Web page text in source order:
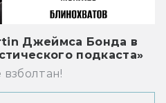
Джеймса Бонда в
подкаста»